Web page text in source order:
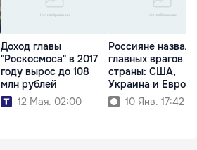
Доход главы
"Роскосмоса" в 2017
году вырос до 108
млн рублей
12 Мая. 02:00
Россияне назвали
главных врагов
страны: США,
Украина и
10 Янв. 17:42